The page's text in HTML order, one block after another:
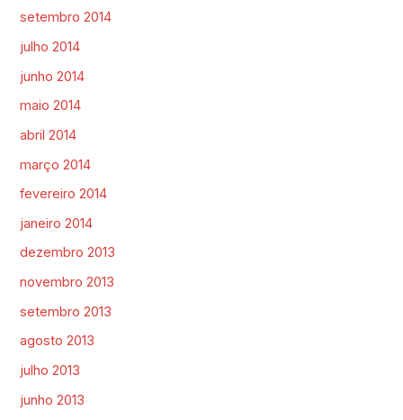
setembro 2014
julho 2014
junho 2014
maio 2014
abril 2014
março 2014
fevereiro 2014
janeiro 2014
dezembro 2013
novembro 2013
setembro 2013
agosto 2013
julho 2013
junho 2013